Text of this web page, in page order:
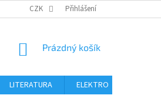
CZK Přihlášení
NÁKUPNÍ
Prázdný košík
LITERATURA ELEKTRO